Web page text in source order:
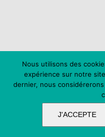
Nous utilisons des
expérience sur notre
dernier, nous
J'ACCEPTE